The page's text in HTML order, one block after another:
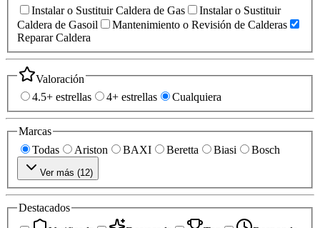
Instalar o Sustituir Caldera de Gas
Instalar o Sustituir
Caldera de Gasoil
Mantenimiento o Revisión de Calderas
Reparar Caldera
Valoración
4.5+ estrellas
4+ estrellas Cualquiera
Marcas
Todas
Ariston BAXI Beretta Biasi Bosch
Ver más (12)
Destacados